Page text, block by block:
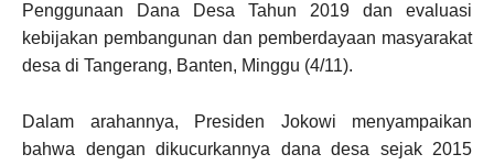
Penggunaan Dana Desa Tahun 2019 dan evaluasi
kebijakan pembangunan dan pemberdayaan masyarakat
desa di Tangerang, Banten, Minggu (4/11).
Dalam arahannya, Presiden Jokowi menyampaikan
bahwa dengan dikucurkannya dana desa sejak 2015